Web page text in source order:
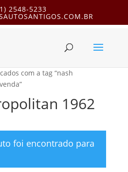
2548-5233
com a tag “nash
1962
foi encontrado para